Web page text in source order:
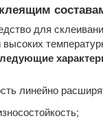
для
линейно